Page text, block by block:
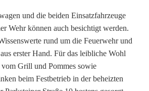
und die beiden Einsatzfahrzeuge
Wehr können auch besichtigt werden.
rund um die Feuerwehr und
erster Hand. Für das leibliche Wohl
Grill und Pommes sowie
beim Festbetrieb in der beheizten